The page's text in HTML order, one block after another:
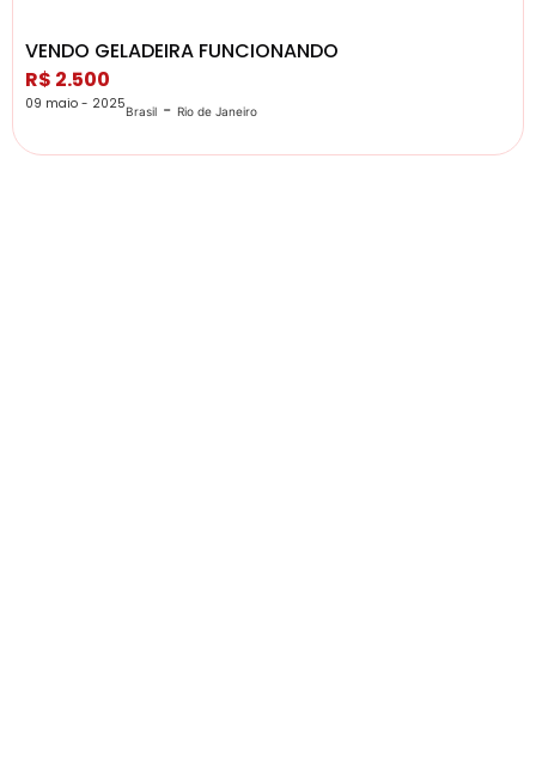
VENDO GELADEIRA FUNCIONANDO
R$ 2.500
09 maio - 2025Brasil - Rio de Janeiro